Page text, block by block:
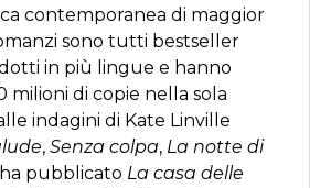
contemporanea di maggior
sono tutti bestseller
in più lin­gue e hanno
di co­pie nella sola
indagini di Kate Linville
, Senza colpa, La notte di
pubblicato La casa delle